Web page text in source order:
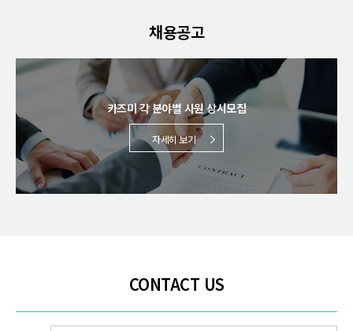
채용공고
카즈미 각 분야별 사원 상시모집
자세히 보기
CONTACT US